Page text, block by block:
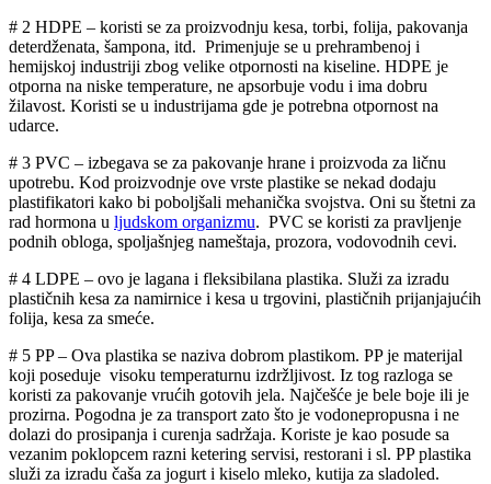
# 2 HDPE – koristi se za proizvodnju kesa, torbi, folija, pakovanja
deterdženata, šampona, itd. Primenjuje se u prehrambenoj i
hemijskoj industriji zbog velike otpornosti na kiseline. HDPE je
otporna na niske temperature, ne apsorbuje vodu i ima dobru
žilavost. Koristi se u industrijama gde je potrebna otpornost na
udarce.
# 3 PVC – izbegava se za pakovanje hrane i proizvoda za ličnu
upotrebu. Kod proizvodnje ove vrste plastike se nekad dodaju
plastifikatori kako bi poboljšali mehanička svojstva. Oni su štetni za
rad hormona u ljudskom organizmu. PVC se koristi za pravljenje
podnih obloga, spoljašnjeg nameštaja, prozora, vodovodnih cevi.
# 4 LDPE – ovo je lagana i fleksibilana plastika. Služi za izradu
plastičnih kesa za namirnice i kesa u trgovini, plastičnih prijanjajućih
folija, kesa za smeće.
# 5 PP– Ova plastika se naziva dobrom plastikom. PP je materijal
koji poseduje visoku temperaturnu izdržljivost. Iz tog razloga se
koristi za pakovanje vrućih gotovih jela. Najčešće je bele boje ili je
prozirna. Pogodna je za transport zato što je vodonepropusna i ne
dolazi do prosipanja i curenja sadržaja. Koriste je kao posude sa
vezanim poklopcem razni ketering servisi, restorani i sl. PP plastika
služi za izradu čaša za jogurt i kiselo mleko, kutija za sladoled.